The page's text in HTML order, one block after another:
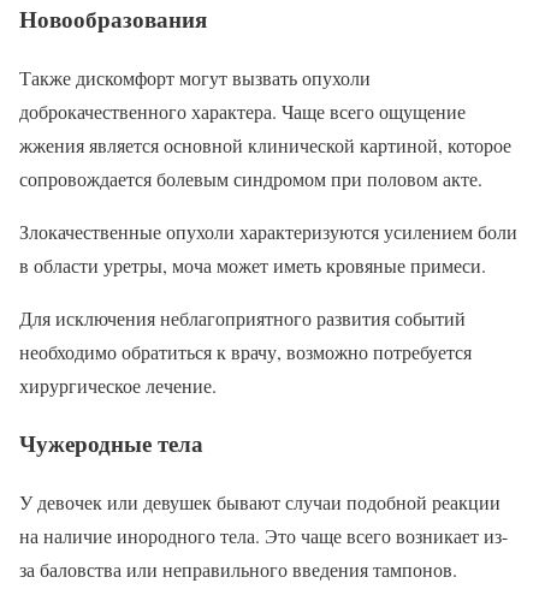
Новообразования
Также дискомфорт могут вызвать опухоли
доброкачественного характера. Чаще всего ощущение
жжения является основной клинической картиной, которое
сопровождается болевым синдромом при половом акте.
Злокачественные опухоли характеризуются усилением боли
в области уретры, моча может иметь кровяные примеси.
Для исключения неблагоприятного развития событий
необходимо обратиться к врачу, возможно потребуется
хирургическое лечение.
Чужеродные тела
У девочек или девушек бывают случаи подобной реакции
на наличие инородного тела. Это чаще всего возникает из-
за баловства или неправильного введения тампонов.